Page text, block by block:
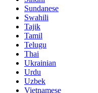
Sundanese
Swahili
Tajik
Tamil
Telugu
Thai
Ukrainian
Urdu
Uzbek
Vietnamese